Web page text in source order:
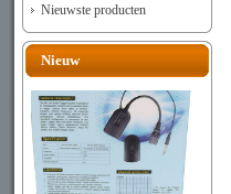
Nieuwste producten
Nieuw